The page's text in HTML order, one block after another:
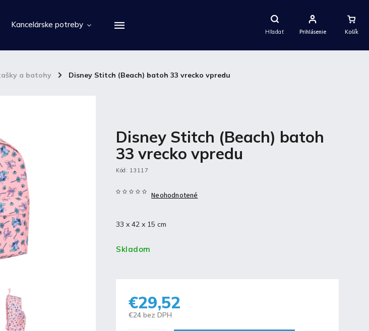
Hľadať
Nákupný
Košík
Prihlásenie
Kancelárske potreby
a batohy / Disney Stitch (Beach) batoh 33 vrecko vpredu
Disney Stitch (Beach) batoh
33 vrecko vpredu
Kód: 13117
Neohodnotené
33 x 42 x 15 cm
Skladom
€29,52
€24 bez DPH